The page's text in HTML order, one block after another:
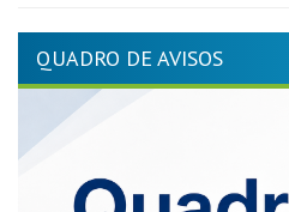
QUADRO DE AVISOS